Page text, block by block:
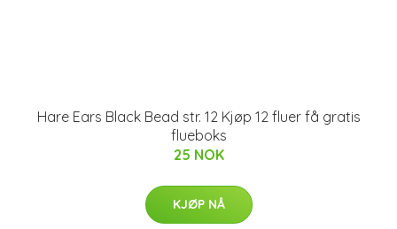
Hare Ears Black Bead str. 12 Kjøp 12 fluer få gratis
flueboks
25 NOK
KJØP NÅ